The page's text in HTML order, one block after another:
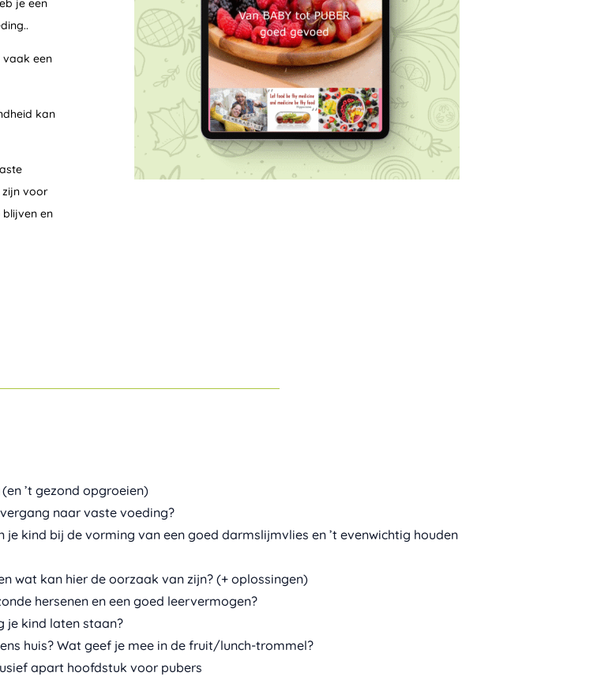
je een
vaak een
kan
zijn voor
en
’t gezond opgroeien)
naar vaste voeding?
kind bij de vorming van een goed darmslijmvlies en ’t evenwichtig houden
wat kan hier de oorzaak van zijn? (+ oplossingen)
hersenen en een goed leervermogen?
je kind laten staan?
huis? Wat geef je mee in de fruit/lunch-trommel?
apart hoofdstuk voor pubers